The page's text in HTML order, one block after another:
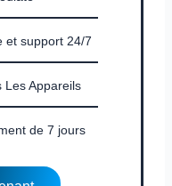
et support 24/7
Les Appareils
de 7 jours